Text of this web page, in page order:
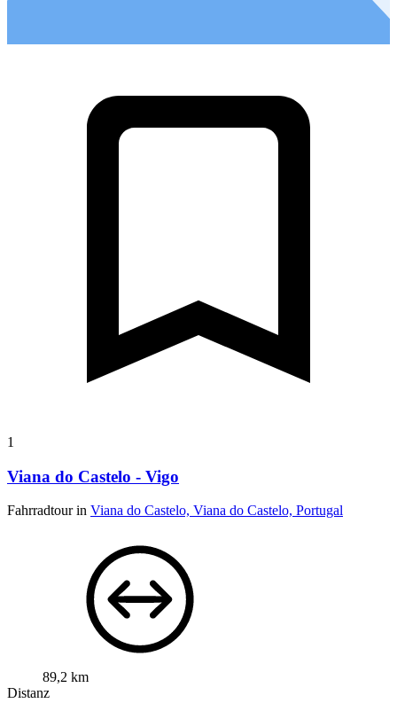
1
Viana do Castelo - Vigo
Fahrradtour in Viana do Castelo, Viana do Castelo, Portugal
89,2 km
Distanz